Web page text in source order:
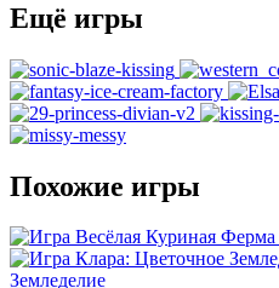
Ещё игры
Похожие игры
Земледелие